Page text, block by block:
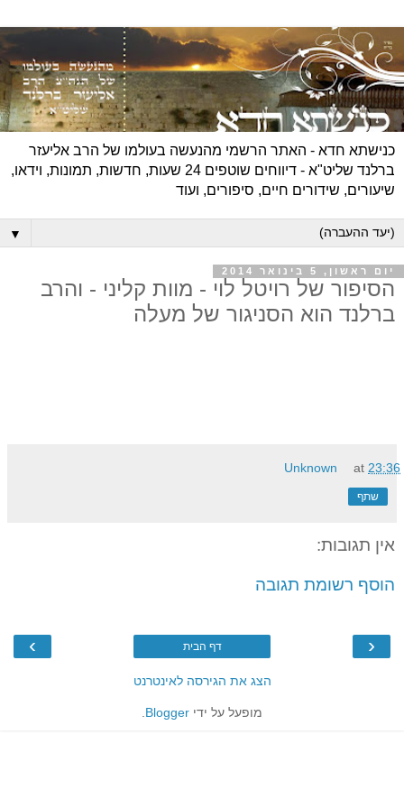
כנישתא חדא - האתר הרשמי מהנעשה בעולמו של הרב אליעזר
ברלנד שליט"א - דיווחים שוטפים 24 שעות, חדשות, תמונות, וידאו,
שיעורים, שידורים חיים, סיפורים, ועוד
▼
יום ראשון, 5 בינואר 2014
הסיפור של רויטל לוי - מוות קליני - והרב
ברלנד הוא הסניגור של מעלה
Unknown at23:36
שתף
אין תגובות:
הוסף רשומת תגובה
‹
› דף הבית
הצג את הגירסה לאינטרנט
מופעל על ידי Blogger
.